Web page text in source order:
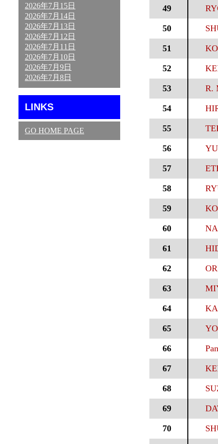
2026年7月15日
2026年7月14日
2026年7月13日
2026年7月12日
2026年7月11日
2026年7月10日
2026年7月9日
2026年7月8日
LINKS
GO HOME PAGE
49
50
51
52
53 R.
54
55
56
57
58
59
60
61
62
63
64
65
66
67
68
69
70